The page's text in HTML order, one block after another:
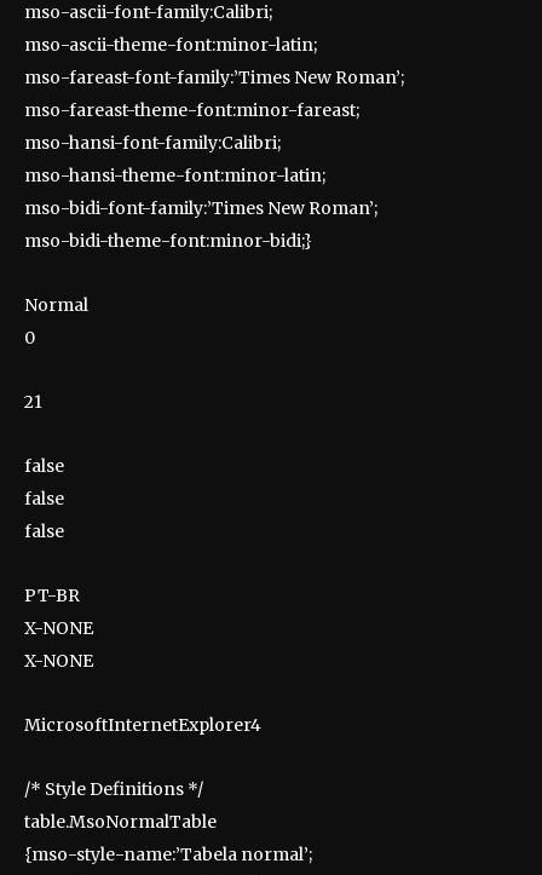
mso-ascii-font-family:Calibri;
mso-ascii-theme-font:minor-latin;
mso-fareast-font-family:’Times New Roman’;
mso-fareast-theme-font:minor-fareast;
mso-hansi-font-family:Calibri;
mso-hansi-theme-font:minor-latin;
mso-bidi-font-family:’Times New Roman’;
mso-bidi-theme-font:minor-bidi;}
Normal
0
21
false
false
false
PT-BR
X-NONE
X-NONE
MicrosoftInternetExplorer4
/* Style Definitions */
table.MsoNormalTable
{mso-style-name:’Tabela normal’;